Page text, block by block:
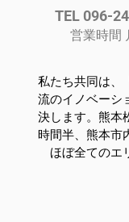
TEL 096-
私たち共同は、
流のイノベーシ
決します。熊本
時間半、熊本